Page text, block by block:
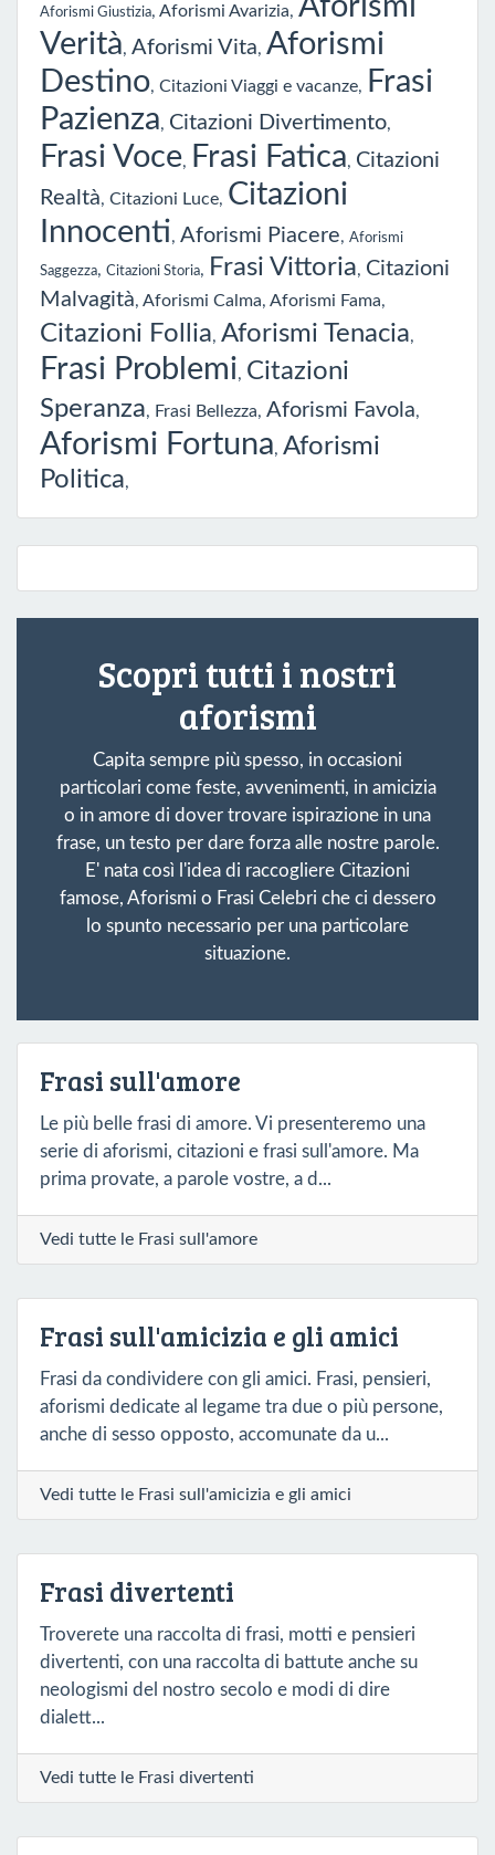
Aforismi Giustizia, Aforismi Avarizia, Aforismi
Verità, Aforismi Vita, Aforismi
Destino, Citazioni Viaggi e vacanze,
Frasi
Pazienza, Citazioni Divertimento,
Frasi Voce, Frasi Fatica, Citazioni
Realtà, Citazioni Luce, Citazioni
Innocenti, Aforismi Piacere, Aforismi
Saggezza, Citazioni Storia, Frasi Vittoria, Citazioni
Malvagità, Aforismi Calma, Aforismi Fama,
Citazioni Follia, Aforismi Tenacia,
Frasi Problemi, Citazioni
Speranza, Frasi Bellezza, Aforismi Favola,
Aforismi Fortuna, Aforismi
Politica,
Scopri tutti i nostri
aforismi
Capita sempre più spesso, in occasioni
particolari come feste, avvenimenti, in amicizia
o in amore di dover trovare ispirazione in una
frase, un testo per dare forza alle nostre parole.
E' nata così l'idea di raccogliere Citazioni
famose, Aforismi o Frasi Celebri che ci dessero
lo spunto necessario per una particolare
situazione.
Frasi sull'amore
Le più belle frasi di amore. Vi presenteremo una
serie di aforismi, citazioni e frasi sull'amore. Ma
prima provate, a parole vostre, a d...
Vedi tutte le Frasi sull'amore
Frasi sull'amicizia e gli amici
Frasi da condividere con gli amici. Frasi, pensieri,
aforismi dedicate al legame tra due o più persone,
anche di sesso opposto, accomunate da u...
Vedi tutte le Frasi sull'amicizia e gli amici
Frasi divertenti
Troverete una raccolta di frasi, motti e pensieri
divertenti, con una raccolta di battute anche su
neologismi del nostro secolo e modi di dire
dialett...
Vedi tutte le Frasi divertenti